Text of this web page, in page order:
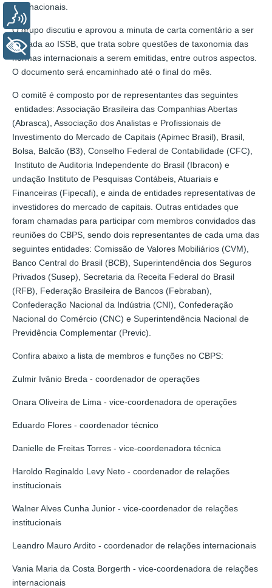
internacionais.
O grupo discutiu e aprovou a minuta de carta comentário a ser
enviada ao ISSB, que trata sobre questões de taxonomia das
normas internacionais a serem emitidas, entre outros aspectos.
O documento será encaminhado até o final do mês.
O comitê é composto por de representantes das seguintes
entidades: Associação Brasileira das Companhias Abertas
(Abrasca), Associação dos Analistas e Profissionais de
Investimento do Mercado de Capitais (Apimec Brasil), Brasil,
Bolsa, Balcão (B3), Conselho Federal de Contabilidade (CFC),
Instituto de Auditoria Independente do Brasil (Ibracon) e
undação Instituto de Pesquisas Contábeis, Atuariais e
Financeiras (Fipecafi), e ainda de entidades representativas de
investidores do mercado de capitais. Outras entidades que
foram chamadas para participar com membros convidados das
reuniões do CBPS, sendo dois representantes de cada uma das
seguintes entidades: Comissão de Valores Mobiliários (CVM),
Banco Central do Brasil (BCB), Superintendência dos Seguros
Privados (Susep), Secretaria da Receita Federal do Brasil
(RFB), Federação Brasileira de Bancos (Febraban),
Confederação Nacional da Indústria (CNI), Confederação
Nacional do Comércio (CNC) e Superintendência Nacional de
Previdência Complementar (Previc).
Confira abaixo a lista de membros e funções no CBPS:
Zulmir Ivânio Breda - coordenador de operações
Onara Oliveira de Lima - vice-coordenadora de operações
Eduardo Flores - coordenador técnico
Danielle de Freitas Torres - vice-coordenadora técnica
Haroldo Reginaldo Levy Neto - coordenador de relações
institucionais
Walner Alves Cunha Junior - vice-coordenador de relações
institucionais
Leandro Mauro Ardito - coordenador de relações internacionais
Vania Maria da Costa Borgerth - vice-coordenadora de relações
internacionais
+ Acessibilidade